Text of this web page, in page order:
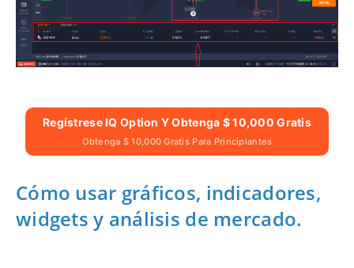
Regístrese IQ Option Y Obtenga $ 10,000 Gratis
Obtenga $ 10,000 Gratis Para Principiantes
Cómo usar gráficos, indicadores,
widgets y análisis de mercado.